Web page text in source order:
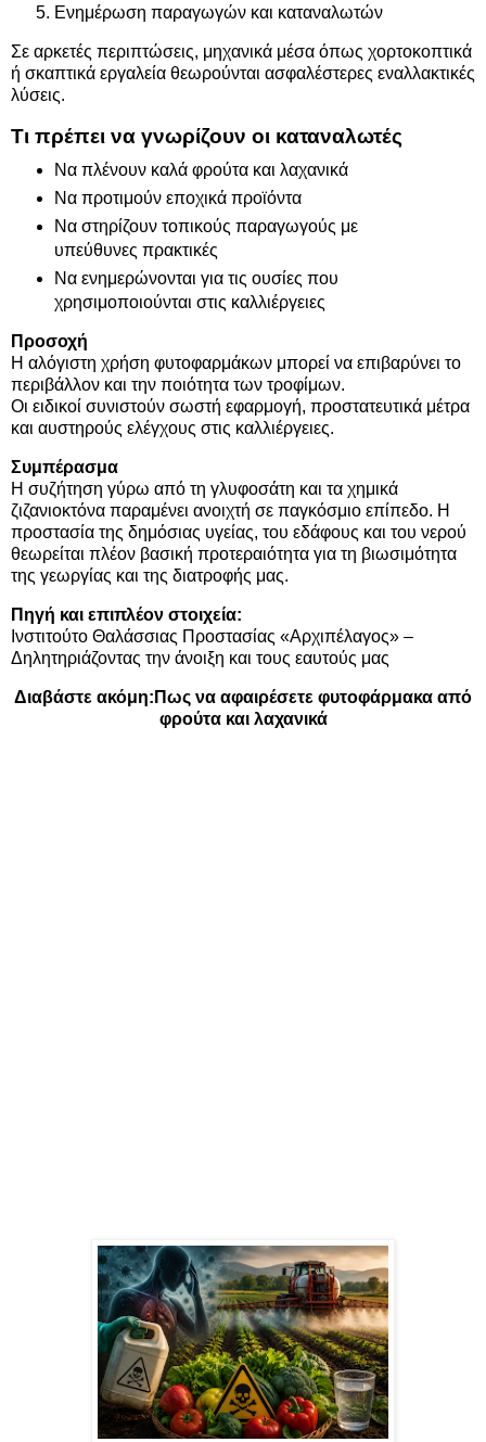
Ενημέρωση παραγωγών και καταναλωτών
Σε αρκετές περιπτώσεις, μηχανικά μέσα όπως χορτοκοπτικά
ή σκαπτικά εργαλεία θεωρούνται ασφαλέστερες εναλλακτικές
λύσεις.
Τι πρέπει να γνωρίζουν οι καταναλωτές
Να πλένουν καλά φρούτα και λαχανικά
Να προτιμούν εποχικά προϊόντα
Να στηρίζουν τοπικούς παραγωγούς με
υπεύθυνες πρακτικές
Να ενημερώνονται για τις ουσίες που
χρησιμοποιούνται στις καλλιέργειες
Προσοχή
Η αλόγιστη χρήση φυτοφαρμάκων μπορεί να επιβαρύνει το
περιβάλλον και την ποιότητα των τροφίμων.
Οι ειδικοί συνιστούν σωστή εφαρμογή, προστατευτικά μέτρα
και αυστηρούς ελέγχους στις καλλιέργειες.
Συμπέρασμα
Η συζήτηση γύρω από τη γλυφοσάτη και τα χημικά
ζιζανιοκτόνα παραμένει ανοιχτή σε παγκόσμιο επίπεδο. Η
προστασία της δημόσιας υγείας, του εδάφους και του νερού
θεωρείται πλέον βασική προτεραιότητα για τη βιωσιμότητα
της γεωργίας και της διατροφής μας.
Πηγή και επιπλέον στοιχεία:
Ινστιτούτο Θαλάσσιας Προστασίας «Αρχιπέλαγος» –
Δηλητηριάζοντας την άνοιξη και τους εαυτούς μας
Διαβάστε ακόμη: Πως να αφαιρέσετε φυτοφάρμακα από
φρούτα και λαχανικά